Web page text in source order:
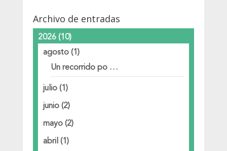
Archivo de entradas
2026 (10)
agosto (1)
Un recorrido po …
julio (1)
junio (2)
mayo (2)
abril (1)